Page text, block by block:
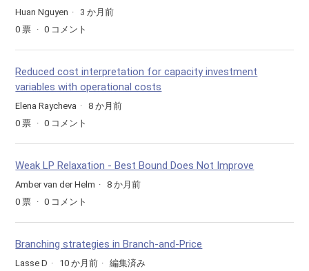
Huan Nguyen
3 か月前
0 票 0 コメント
Reduced cost interpretation for capacity investment
variables with operational costs
Elena Raycheva
8 か月前
0 票 0 コメント
Weak LP Relaxation - Best Bound Does Not Improve
Amber van der Helm
8 か月前
0 票 0 コメント
Branching strategies in Branch-and-Price
Lasse D 10 か月前
編集済み